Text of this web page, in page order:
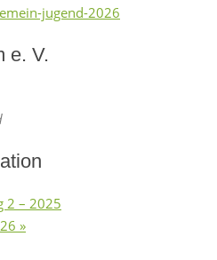
jugend-2026
e. V.
2 – 2025
»